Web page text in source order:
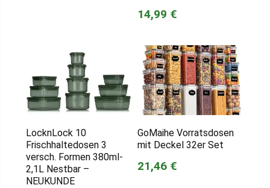
14,99 €
LocknLock 10
Frischhaltedosen 3
versch. Formen 380ml-
2,1L Nestbar –
NEUKUNDE
GoMaihe Vorratsdosen
mit Deckel 32er Set
21,46 €